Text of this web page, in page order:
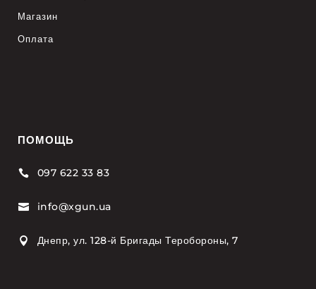
Магазин
Оплата
ПОМОЩЬ
 097 622 33 83
 info@xgun.ua
 Днепр, ул. 128-й Бригады Теробороны, 7